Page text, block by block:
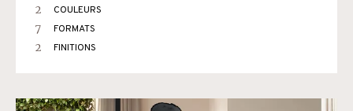
2 COULEURS
7 FORMATS
2 FINITIONS